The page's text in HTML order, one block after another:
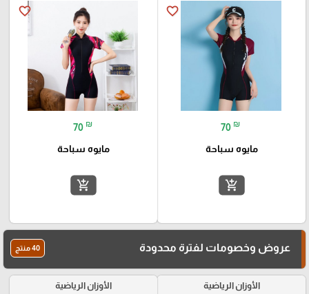
favorite_border
70 ₪
مايوه سباحة
add_shopping_cart
favorite_border
70 ₪
مايوه سباحة
add_shopping_cart
عروض وخصومات لفترة محدودة 40 منتج
الأوزان الرياضية الأوزان الرياضية